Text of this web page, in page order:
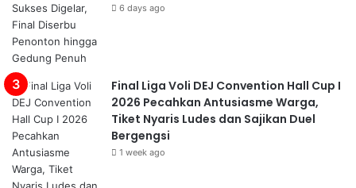
6 days ago
Final Liga Voli DEJ Convention Hall Cup I
2026 Pecahkan Antusiasme Warga,
Tiket Nyaris Ludes dan Sajikan Duel
Bergengsi
1 week ago